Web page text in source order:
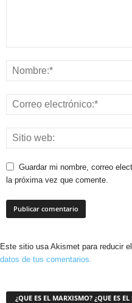
Guardar mi nombre, correo
la próxima vez que comente.
Este sitio usa Akismet para reducir el
datos de tus comentarios.
¿QUE ES EL MARXISMO? ¿QUE ES